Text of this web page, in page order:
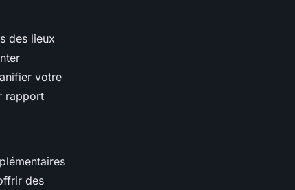
des lieux
votre
rapport
des